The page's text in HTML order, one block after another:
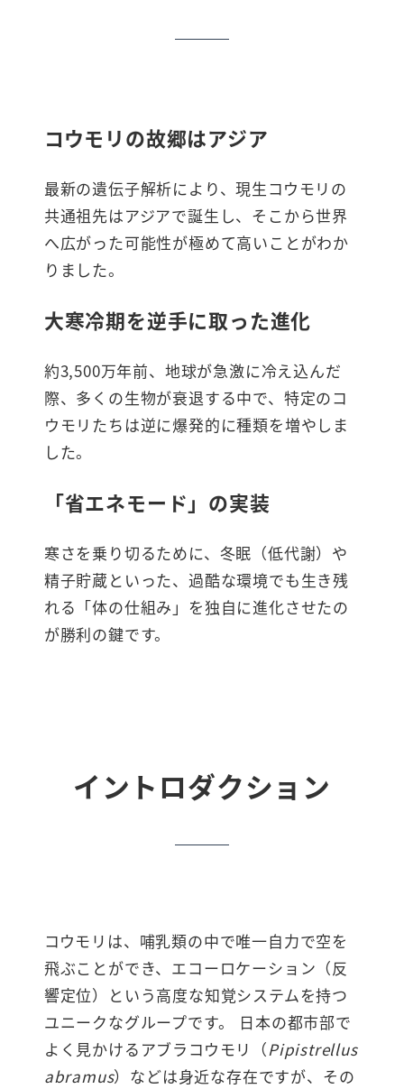
コウモリの故郷はアジア
最新の遺伝子解析により、現生コウモリの
共通祖先はアジアで誕生し、そこから世界
へ広がった可能性が極めて高いことがわか
りました。
大寒冷期を逆手に取った進化
約3,500万年前、地球が急激に冷え込んだ
際、多くの生物が衰退する中で、特定のコ
ウモリたちは逆に爆発的に種類を増やしま
した。
「省エネモード」の実装
寒さを乗り切るために、冬眠（低代謝）や
精子貯蔵といった、過酷な環境でも生き残
れる「体の仕組み」を独自に進化させたの
が勝利の鍵です。
イントロダクション
コウモリは、哺乳類の中で唯一自力で空を
飛ぶことができ、エコーロケーション（反
響定位）という高度な知覚システムを持つ
ユニークなグループです。 日本の都市部で
よく見かけるアブラコウモリ（Pipistrellus
abramus）などは身近な存在ですが、その